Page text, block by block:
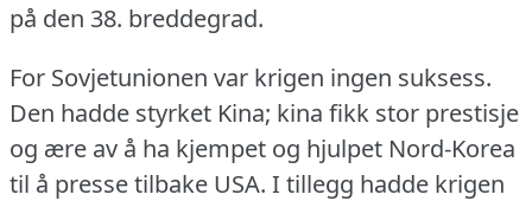
på den 38. breddegrad.
For Sovjetunionen var krigen ingen suksess.
Den hadde styrket Kina; kina fikk stor prestisje
og ære av å ha kjempet og hjulpet Nord-Korea
til å presse tilbake USA. I tillegg hadde krigen